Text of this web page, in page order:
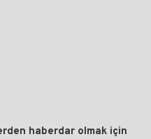
haberdar olmak için